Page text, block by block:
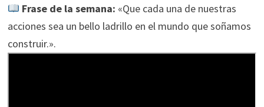
Frase de la semana: «Que cada una de nuestras
acciones sea un bello ladrillo en el mundo que soñamos
construir.».